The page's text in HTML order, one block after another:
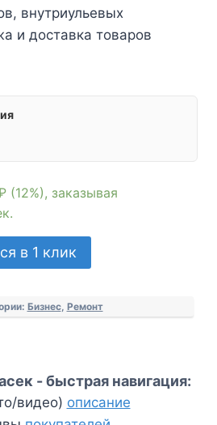
внутриульевых
и доставка товаров
заказывая
в 1 клик
Бизнес, Ремонт
- быстрая навигация:
видео) описание